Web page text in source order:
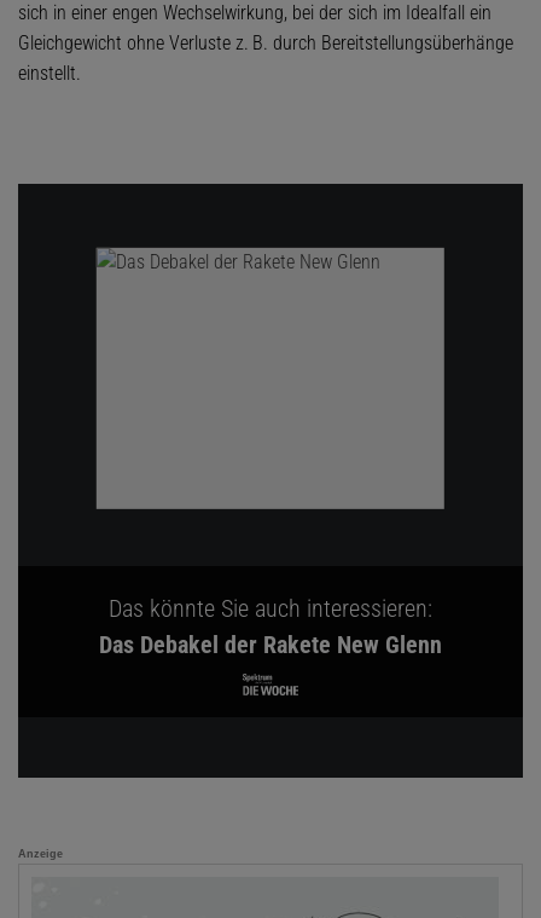
sich in einer engen Wechselwirkung, bei der sich im Idealfall ein
Gleichgewicht ohne Verluste z. B. durch Bereitstellungsüberhänge
einstellt.
Das könnte Sie auch interessieren:
Das Debakel der Rakete New Glenn
Anzeige